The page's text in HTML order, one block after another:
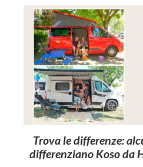
Trova le differenze:
differenziano Koso da